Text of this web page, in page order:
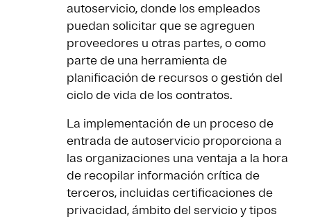
autoservicio, donde los empleados
puedan solicitar que se agreguen
proveedores u otras partes, o como
parte de una herramienta de
planificación de recursos o gestión del
ciclo de vida de los contratos.
La implementación de un proceso de
entrada de autoservicio proporciona a
las organizaciones una ventaja a la hora
de recopilar información crítica de
terceros, incluidas certificaciones de
privacidad, ámbito del servicio y tipos